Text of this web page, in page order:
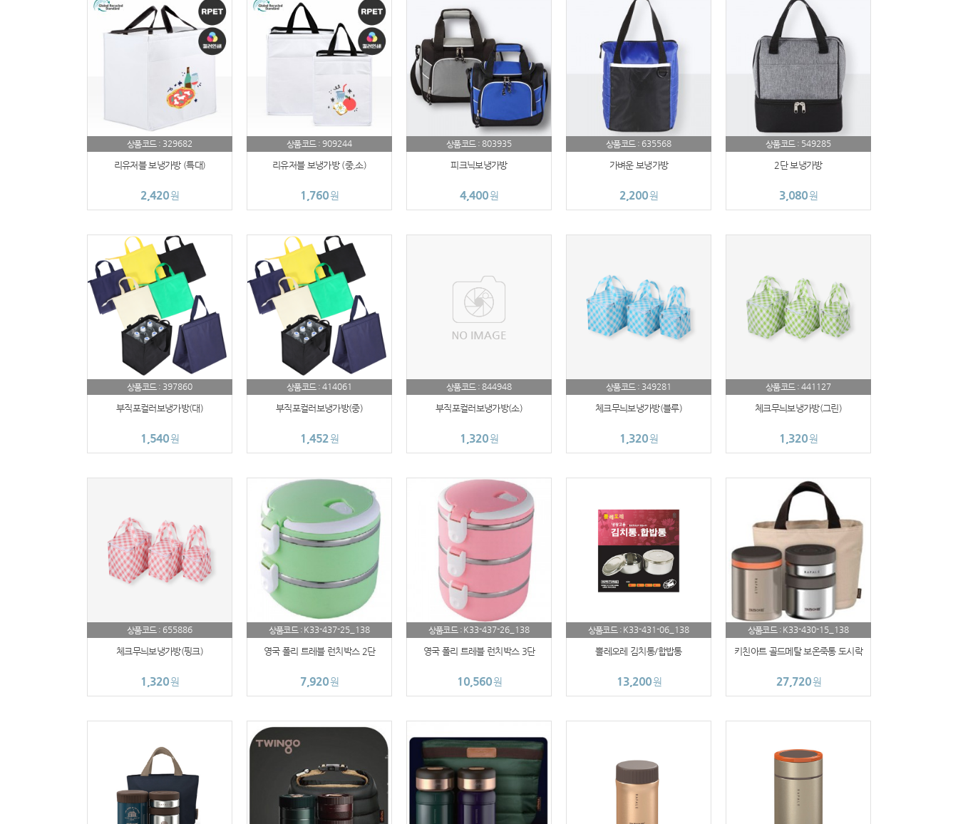
AP-100018
AP-100036
AP-100029
AP-100121
AP-100010
청소기
AP-100016
AP-100109
AP-100060
AP-100070
버블락
AP-100059
AP-100024
AP-100019
에코보틀
AP-100038
AP-100033
AP-100056
AP-100040
AP-100026
상품코드 : 329682
리유저블 보냉가방 (특대)
2,420원
상품코드 : 909244
리유저블 보냉가방 (중,소)
1,760원
상품코드 : 803935
피크닉보냉가방
4,400원
상품코드 : 635568
가벼운 보냉가방
2,200원
상품코드 : 549285
2단 보냉가방
3,080원
상품코드 : 397860
부직포컬러보냉가방(대)
1,540원
상품코드 : 414061
부직포컬러보냉가방(중)
1,452원
상품코드 : 844948
부직포컬러보냉가방(소)
1,320원
상품코드 : 349281
체크무늬보냉가방(블루)
1,320원
상품코드 : 441127
체크무늬보냉가방(그린)
1,320원
상품코드 : 655886
체크무늬보냉가방(핑크)
1,320원
상품코드 : K33-437-25_138
영국 폴리 트레블 런치박스 2단
7,920원
상품코드 : K33-437-26_138
영국 폴리 트레블 런치박스 3단
10,560원
상품코드 : K33-431-06_138
뽈레오레 김치통/합밥통
13,200원
상품코드 : K33-430-15_138
키친아트 골드메탈 보온죽통 도시락
27,720원